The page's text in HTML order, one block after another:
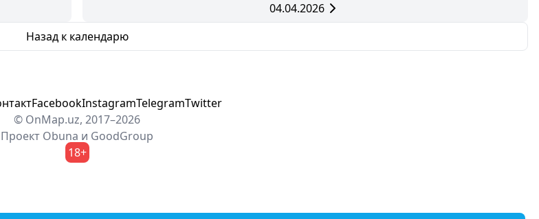
04.04.2026
Назад к календарю
FacebookInstagramTelegramTwitter
© OnMap.uz, 2017–2026
Проект Obuna и GoodGroup
18+